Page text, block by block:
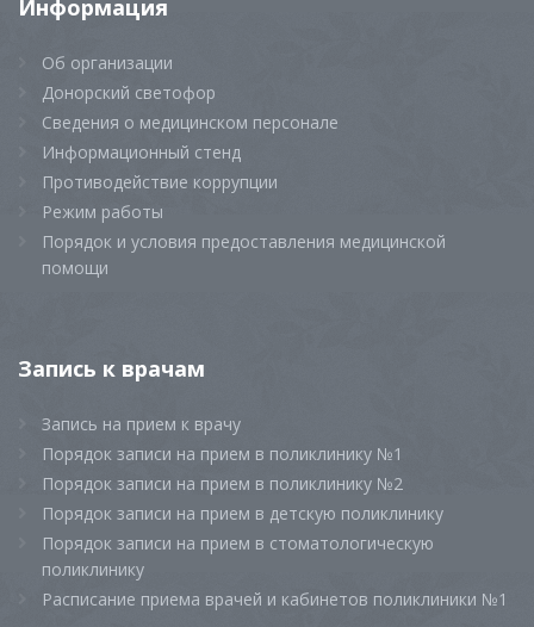
Информация
Об организации
Донорский светофор
Сведения о медицинском персонале
Информационный стенд
Противодействие коррупции
Режим работы
Порядок и условия предоставления медицинской
помощи
Запись к врачам
Запись на прием к врачу
Порядок записи на прием в поликлинику №1
Порядок записи на прием в поликлинику №2
Порядок записи на прием в детскую поликлинику
Порядок записи на прием в стоматологическую
поликлинику
Расписание приема врачей и кабинетов поликлиники №1